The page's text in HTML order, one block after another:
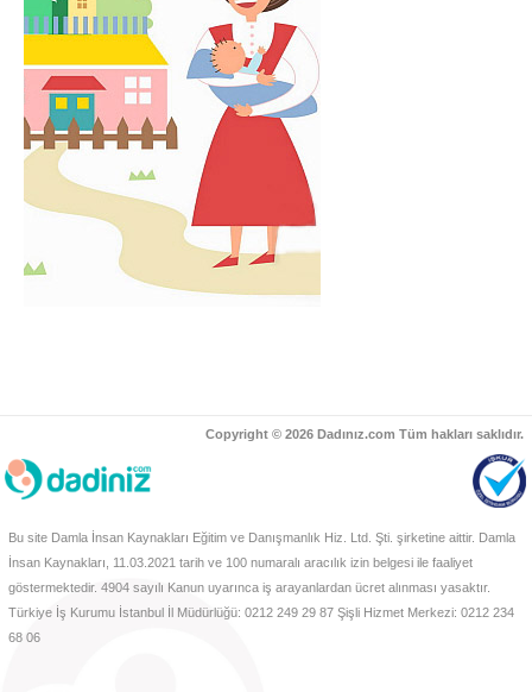
Copyright © 2026 Dadınız.com Tüm hakları saklıdır.
Bu site Damla İnsan Kaynakları Eğitim ve Danışmanlık Hiz. Ltd. Şti. şirketine aittir. Damla
İnsan Kaynakları, 11.03.2021 tarih ve 100 numaralı aracılık izin belgesi ile faaliyet
göstermektedir. 4904 sayılı Kanun uyarınca iş arayanlardan ücret alınması yasaktır.
Türkiye İş Kurumu İstanbul İl Müdürlüğü: 0212 249 29 87 Şişli Hizmet Merkezi: 0212 234
68 06